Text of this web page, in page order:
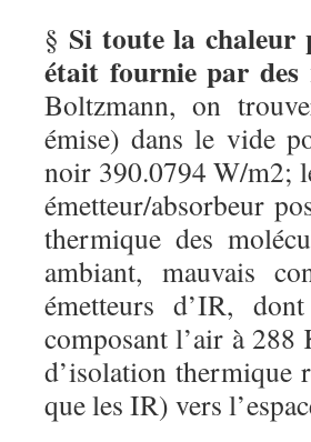
§ Si toute la chaleur
était fournie par des
Boltzmann, on
émise) dans le vide
noir 390.0794 W/m2;
émetteur/absorbeur
thermique des
ambiant, mauvais
émetteurs d’IR,
composant l’air à 288
d’isolation thermique
que les IR) vers